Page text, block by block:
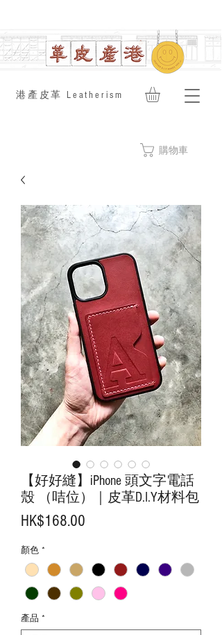
​港產皮革 Leatherism
購物車
【好好縫】iPhone 頭文字電話
殼 （咭位）｜皮革D.I.Y材料包
HK$168.00
顏色 *
產品 *